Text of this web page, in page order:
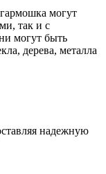
могут
так и с
могут быть
дерева, металла
надежную